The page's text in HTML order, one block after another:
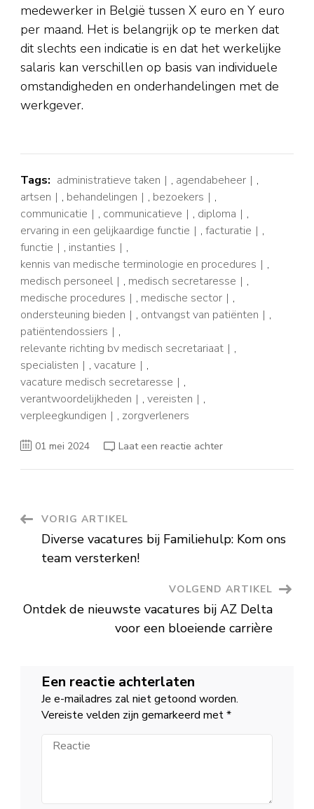
medewerker in België tussen X euro en Y euro
per maand. Het is belangrijk op te merken dat
dit slechts een indicatie is en dat het werkelijke
salaris kan verschillen op basis van individuele
omstandigheden en onderhandelingen met de
werkgever.
Tags: administratieve taken , agendabeheer
,
artsen
, behandelingen , bezoekers
,
communicatie
, communicatieve , diploma
,
ervaring in een gelijkaardige functie
, facturatie
,
functie
, instanties
,
kennis van medische terminologie en procedures
,
medisch personeel
, medisch secretaresse
,
medische procedures
, medische sector
,
ondersteuning bieden
, ontvangst van patiënten
,
patiëntendossiers
,
relevante richting bv medisch secretariaat
,
specialisten
, vacature
,
vacature medisch secretaresse
,
verantwoordelijkheden
, vereisten
,
verpleegkundigen
, zorgverleners
01 mei 2024 Laat een reactie achterop
Wereld
Berichtnavigatie
VORIG ARTIKEL
Diverse vacatures bij Familiehulp: Kom ons
team versterken!
VOLGEND ARTIKEL
Ontdek de nieuwste vacatures bij AZ Delta
voor een bloeiende carrière
Een reactie achterlaten
Je e-mailadres zal niet getoond worden.
Vereiste velden zijn gemarkeerd met*
Reactie